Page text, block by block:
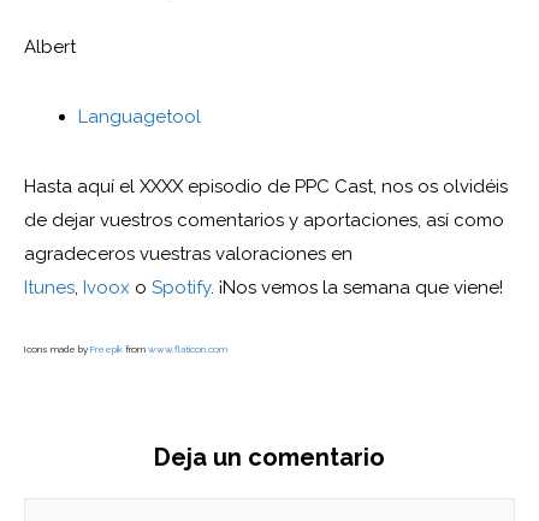
Albert
Languagetool
Hasta aquí el XXXX episodio de PPC Cast, nos os olvidéis
de dejar vuestros comentarios y aportaciones, así como
agradeceros vuestras valoraciones en
Itunes, Ivoox o Spotify. ¡Nos vemos la semana que viene!
Icons made by Freepik from www.flaticon.com
Deja un comentario